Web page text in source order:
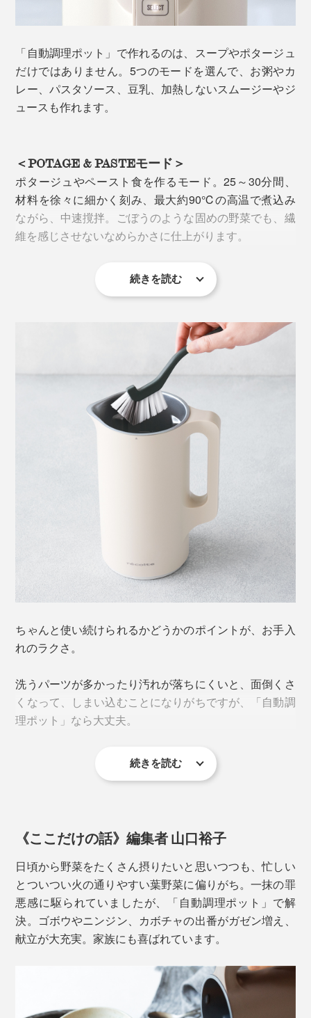
キッチン家電らしからぬフォルムの美しさ、ツヤ消しの
マットな質感は、インテリアをモダンなイメージにして
くれます。
「自動調理ポット」で作れるのは、スープやポタージュ
だけではありません。5つのモードを選んで、お粥やカ
レー、パスタソース、豆乳、加熱しないスムージーやジ
ュースも作れます。
＜POTAGE & PASTEモード＞
ポタージュやペースト食を作るモード。25～30分間、
材料を徐々に細かく刻み、最大約90℃の高温で煮込み
ながら、中速撹拌。ごぼうのような固めの野菜でも、繊
維を感じさせないなめらかさに仕上がります。
写真は「基本のコーンスープ」。材料は、牛乳・コーン・バター・塩のみ
＜SOUP&OKAYUモード＞
具材の形を残したスープやカレーお粥を作るモード。30
ながら、最大約90℃の高温で加熱。お粥は生米から作
れます。
写真は「根菜キーマカレー」。ごぼうのシャキシャキ感がアクセント
＜SOYMILKモード＞
豆乳とおからを作るモード。30～35分間、大豆を加熱
しながら低速撹拌し、約90℃に達すると断続的に高速
撹拌。できあがったら、濾し器などで濾して「豆乳」と
続きを読む
ちゃんと使い続けられるかどうかのポイントが、お手入
れのラクさ。
洗うパーツが多かったり汚れが落ちにくいと、面倒くさ
くなって、しまい込むことになりがちですが、「自動調
理ポット」なら大丈夫。
電化製品なので丸洗いはできませんが、内側は食器用洗
いのが特徴。
外側は硬く絞った布で拭き取り。表面がサラサラ質感の
塗装で、拭き取りやすくなっています。
ニオイや汚れが気になったら、「CLEAN」モードで洗
浄を。MAXまで水を入れ、洗剤を数滴垂らしてスイッチ
刃の裏側や底の隅に汚れが残ってしまったら、専用のブ
ラシでかき出します。ブラシの硬さや角度が考えられて
続きを読む
《ここだけの話》編集者 山口裕子
日頃から野菜をたくさん摂りたいと思いつつも、忙しい
とついつい火の通りやすい葉野菜に偏りがち。一抹の罪
悪感に駆られていましたが、「自動調理ポット」で解
決。ゴボウやニンジン、カボチャの出番がガゼン増え、
献立が大充実。家族にも喜ばれています。